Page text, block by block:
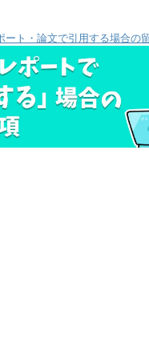
ート・論文で引用する場合の